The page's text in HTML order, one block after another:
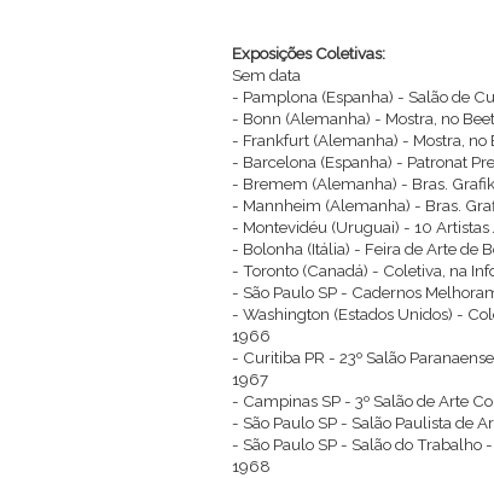
Exposições Coletivas:
Sem data
- Pamplona (Espanha) - Salão de
- Bonn (Alemanha) - Mostra, no
- Frankfurt (Alemanha) - Mostra, no
- Barcelona (Espanha) - Patronat
- Bremem (Alemanha) - Bras.
- Mannheim (Alemanha) - Bras.
- Montevidéu (Uruguai) - 10 Artistas
- Bolonha (Itália) - Feira de Arte de
- Toronto (Canadá) - Coletiva, na
- São Paulo SP - Cadernos
- Washington (Estados Unidos) -
1966
- Curitiba PR - 23º Salão
1967
- Campinas SP - 3º Salão de Arte
- São Paulo SP - Salão Paulista de
- São Paulo SP - Salão do Trabalho
1968